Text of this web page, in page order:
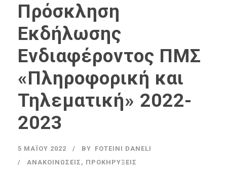
Πρόσκληση
Εκδήλωσης
Ενδιαφέροντος ΠΜΣ
«Πληροφορική και
Τηλεματική» 2022-
2023
5 ΜΑΪ́ΟΥ 2022 BY FOTEINI DANELI
ΑΝΑΚΟΙΝΏΣΕΙΣ , ΠΡΟΚΗΡΎΞΕΙΣ